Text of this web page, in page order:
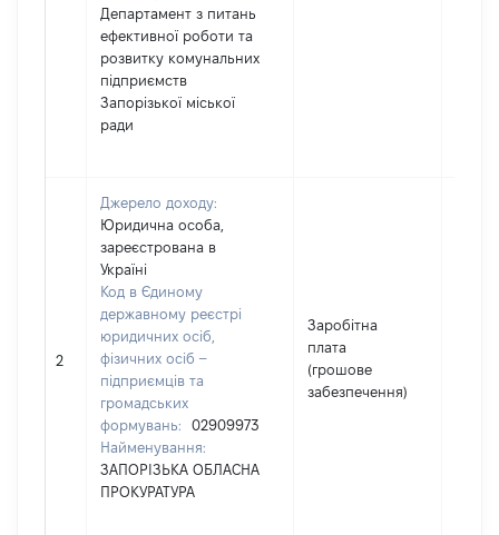
Департамент з питань
ефективної роботи та
розвитку комунальних
підприємств
Запорізької міської
ради
2
Джерело доходу:
Юридична особа,
зареєстрована в
Україні
Код в Єдиному
державному реєстрі
юридичних осіб,
фізичних осіб –
підприємців та
громадських
формувань:
02909973
Найменування:
ЗАПОРІЗЬКА ОБЛАСНА
ПРОКУРАТУРА
Заробітна
плата
(грошове
забезпечення)